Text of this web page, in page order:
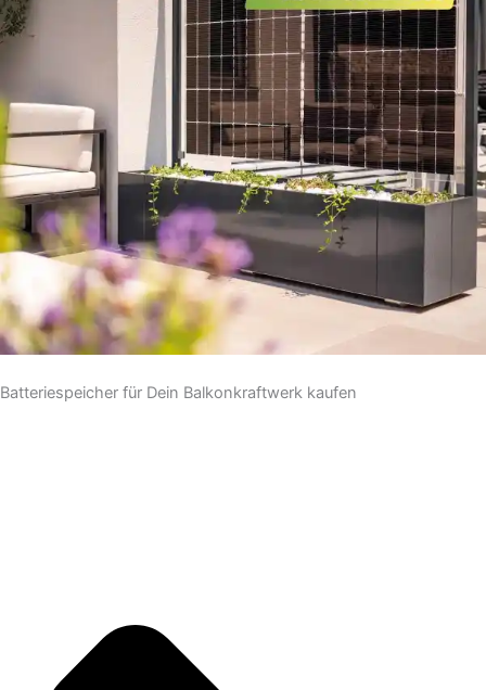
Batteriespeicher für Dein Balkonkraftwerk kaufen